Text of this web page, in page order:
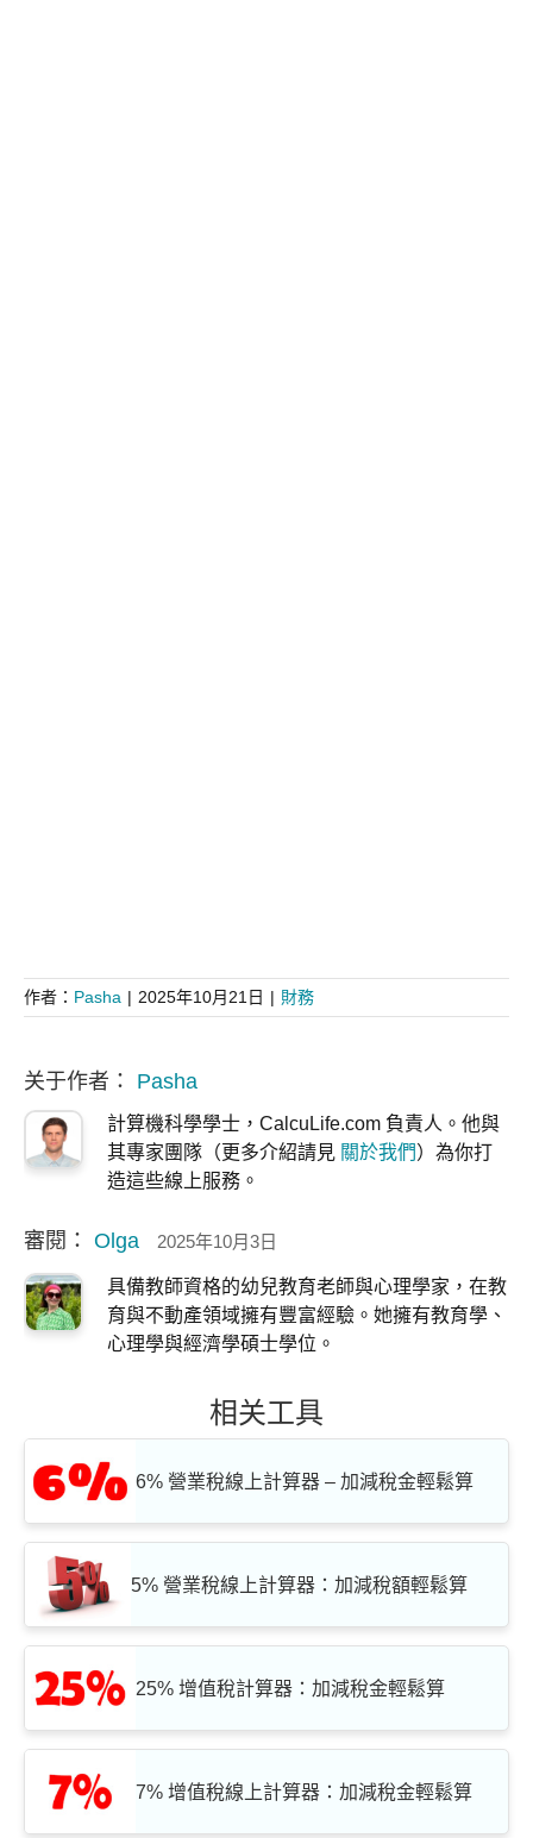
作者： Pasha | 2025年10月21日 | 財務
关于作者： Pasha
計算機科學學士，CalcuLife.com 負責人。他與
其專家團隊（更多介紹請見 關於我們）為你打
造這些線上服務。
審閱： Olga 2025年10月3日
具備教師資格的幼兒教育老師與心理學家，在教
育與不動產領域擁有豐富經驗。她擁有教育學、
心理學與經濟學碩士學位。
相关工具
6% 營業稅線上計算器 – 加減稅金輕鬆算
5% 營業稅線上計算器：加減稅額輕鬆算
25% 增值稅計算器：加減稅金輕鬆算
7% 增值稅線上計算器：加減稅金輕鬆算